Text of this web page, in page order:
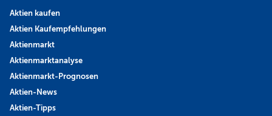
Aktien kaufen
Aktien Kaufempfehlungen
Aktienmarkt
Aktienmarktanalyse
Aktienmarkt-Prognosen
Aktien-News
Aktien-Tipps